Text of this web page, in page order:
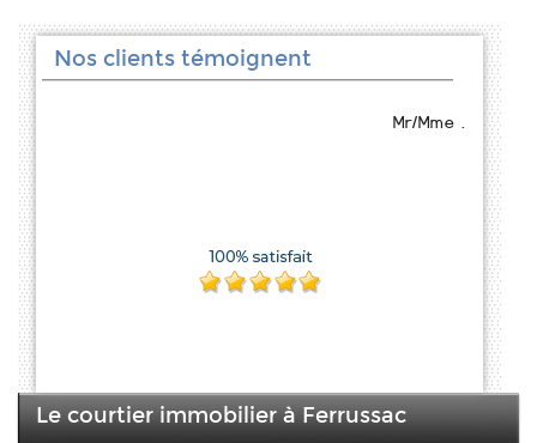
Nos clients témoignent
Mr/Mme .
Le courtier immobilier à Ferrussac